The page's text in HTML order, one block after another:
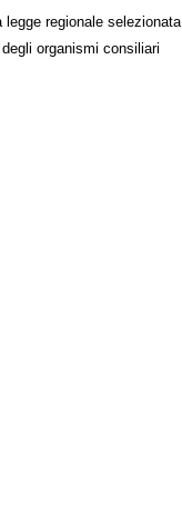
regionale selezionata
organismi consiliari